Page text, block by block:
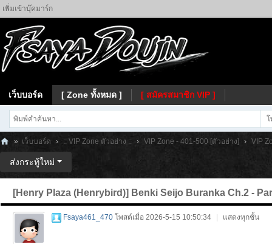
เพิ่มเข้าบุ๊คมาร์ก
เว็บบอร์ด [ Zone ทั้งหมด ] [ สมัครสมาชิก VIP ]
ay
» เว็บบอร์ด › :: VIP Zone ตัวอย่าง :: › VIP Zone - 401-500 [ตัวอย่าง] › VIP
ส่งกระทู้ใหม่
[Henry Plaza (Henrybird)] Benki Seijo Buranka Ch.2 -
Fsaya461_470 โพสต์เมื่อ 2026-5-15 10:50:34 แสดงทุกชั้น